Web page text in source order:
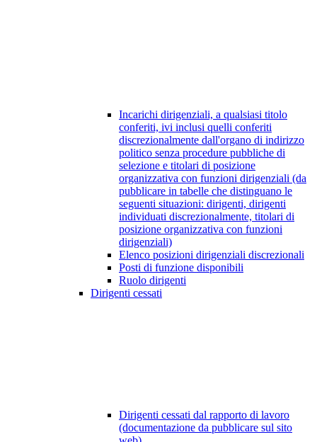
Incarichi dirigenziali, a qualsiasi titolo
conferiti, ivi inclusi quelli conferiti
discrezionalmente dall'organo di indirizzo
politico senza procedure pubbliche di
selezione e titolari di posizione
organizzativa con funzioni dirigenziali (da
pubblicare in tabelle che distinguano le
seguenti situazioni: dirigenti, dirigenti
individuati discrezionalmente, titolari di
posizione organizzativa con funzioni
dirigenziali)
Elenco posizioni dirigenziali discrezionali
Posti di funzione disponibili
Ruolo dirigenti
Dirigenti cessati
Dirigenti cessati dal rapporto di lavoro
(documentazione da pubblicare sul sito